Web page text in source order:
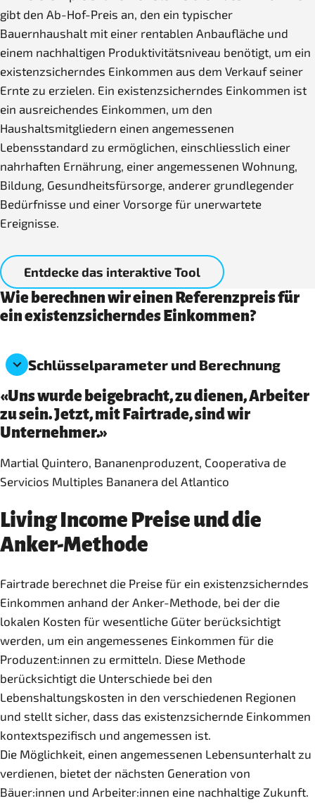
gibt den Ab-Hof-Preis an, den ein typischer
Bauernhaushalt mit einer rentablen Anbaufläche und
einem nachhaltigen Produktivitätsniveau benötigt, um ein
existenzsicherndes Einkommen aus dem Verkauf seiner
Ernte zu erzielen. Ein existenzsicherndes Einkommen ist
ein ausreichendes Einkommen, um den
Haushaltsmitgliedern einen angemessenen
Lebensstandard zu ermöglichen, einschliesslich einer
nahrhaften Ernährung, einer angemessenen Wohnung,
Bildung, Gesundheitsfürsorge, anderer grundlegender
Bedürfnisse und einer Vorsorge für unerwartete
Ereignisse.
Entdecke das interaktive Tool
Wie berechnen wir einen Referenzpreis für
ein existenzsicherndes Einkommen?
Schlüsselparameter und Berechnung
«Uns wurde beigebracht, zu dienen, Arbeiter
zu sein. Jetzt, mit Fairtrade, sind wir
Unternehmer.»
Martial Quintero, Bananenproduzent, Cooperativa de
Servicios Multiples Bananera del Atlantico
Living Income Preise und die
Anker-Methode
Fairtrade berechnet die Preise für ein existenzsicherndes
Einkommen anhand der Anker-Methode, bei der die
lokalen Kosten für wesentliche Güter berücksichtigt
werden, um ein angemessenes Einkommen für die
Produzent:innen zu ermitteln. Diese Methode
berücksichtigt die Unterschiede bei den
Lebenshaltungskosten in den verschiedenen Regionen
und stellt sicher, dass das existenzsichernde Einkommen
kontextspezifisch und angemessen ist.
Die Möglichkeit, einen angemessenen Lebensunterhalt zu
verdienen, bietet der nächsten Generation von
Bäuer:innen und Arbeiter:innen eine nachhaltige Zukunft.